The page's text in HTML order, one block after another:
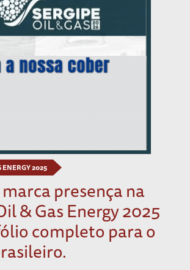
ENERGY 2025
presença na
& Gas Energy 2025
completo para o